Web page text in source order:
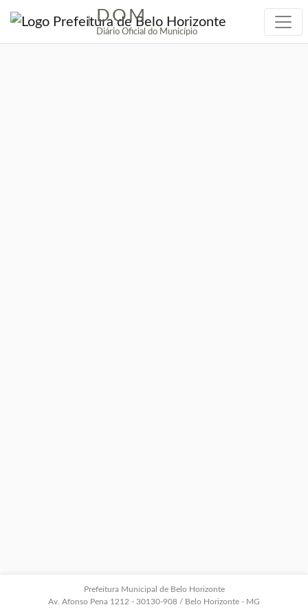
| DOM
Diário Oficial do Município
Prefeitura Municipal de Belo Horizonte
Av. Afonso Pena 1212 - 30130-908 / Belo Horizonte - MG